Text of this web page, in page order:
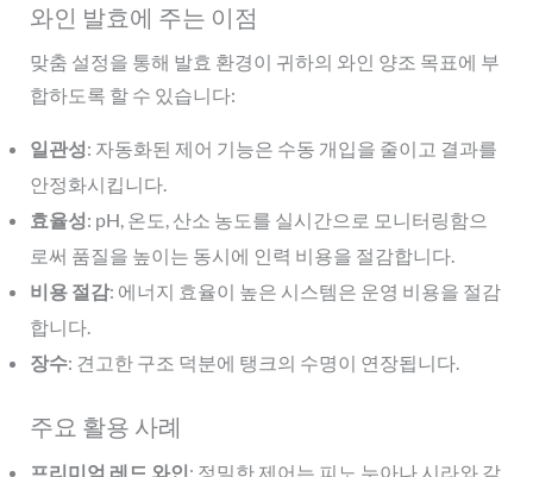
와인 발효에 주는 이점
맞춤 설정을 통해 발효 환경이 귀하의 와인 양조 목표에 부
합하도록 할 수 있습니다:
일관성: 자동화된 제어 기능은 수동 개입을 줄이고 결과를
안정화시킵니다.
효율성: pH, 온도, 산소 농도를 실시간으로 모니터링함으
로써 품질을 높이는 동시에 인력 비용을 절감합니다.
비용 절감: 에너지 효율이 높은 시스템은 운영 비용을 절감
합니다.
장수: 견고한 구조 덕분에 탱크의 수명이 연장됩니다.
주요 활용 사례
프리미엄 레드 와인: 정밀한 제어는 피노 누아나 시라와 같